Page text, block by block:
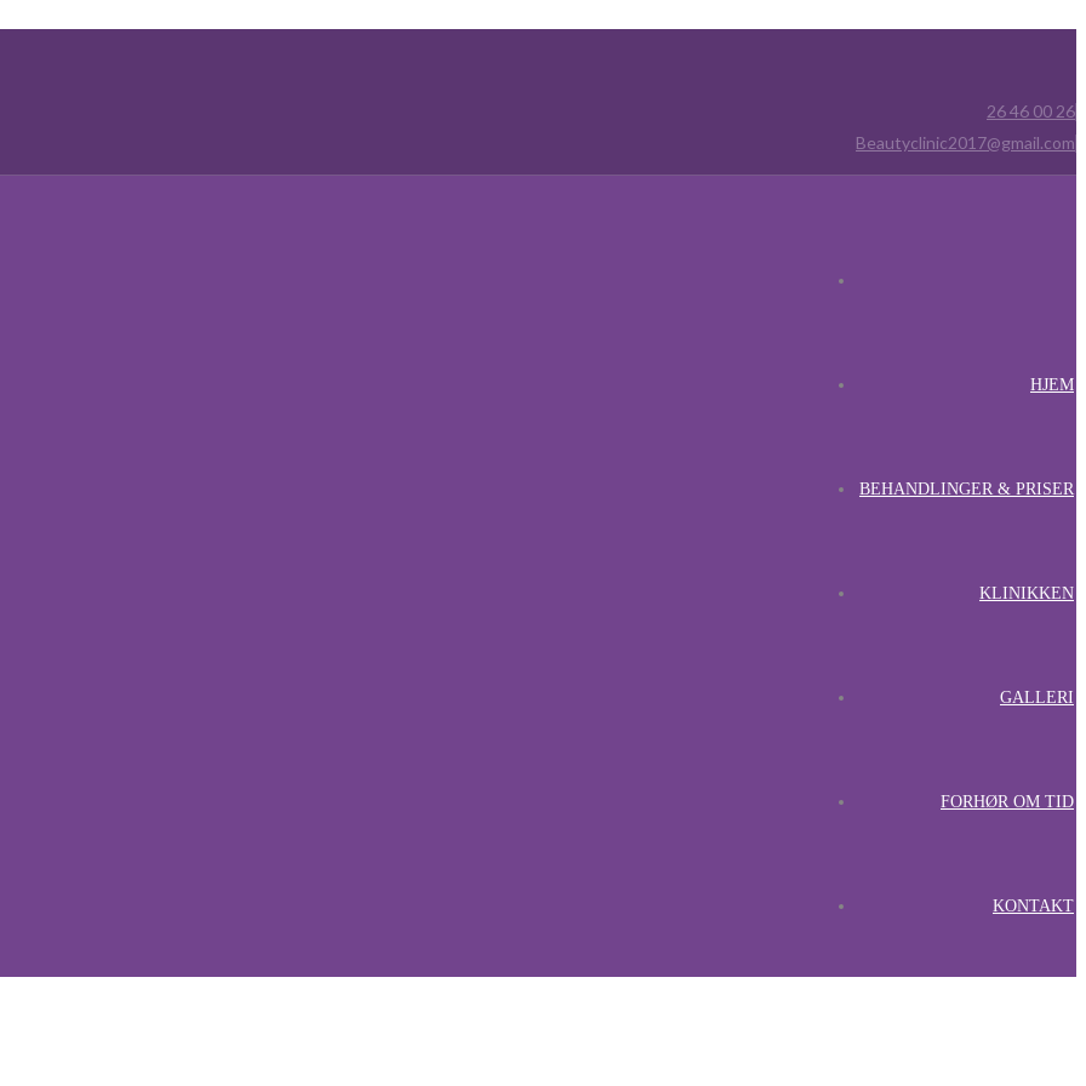
26 46 00 26
Beautyclinic2017@gmail.com
HJEM
BEHANDLINGER & PRISER
KLINIKKEN
GALLERI
FORHØR OM TID
KONTAKT